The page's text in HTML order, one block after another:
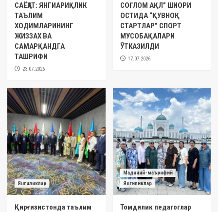
САЁҲАТ: ЯНГИАРИҚЛИК
ТАЪЛИМ
ХОДИМЛАРИНИНГ
ЖИЗЗАХ ВА
САМАРҚАНДГА
ТАШРИФИ
23.07.2026
СОҒЛОМ АҚЛ” ШИОРИ
ОСТИДА “ҚУВНОҚ
СТАРТЛАР” СПОРТ
МУСОБАҚАЛАРИ
ЎТКАЗИЛДИ
17.07.2026
Янгиликлар
Қирғизистонда таълим
Маданий-маърифий
Янгиликлар
Томдилик педагоглар